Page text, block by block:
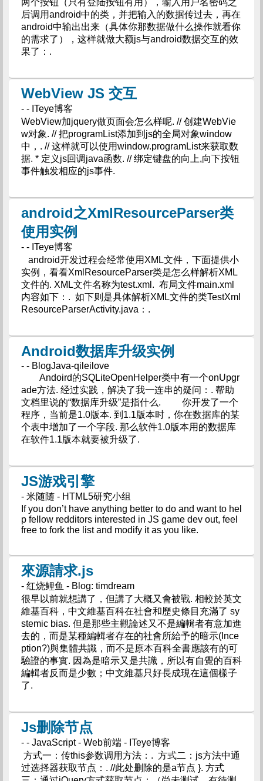
两个按钮（只有登陆按钮有用），输入用户名密码之
后调用android中的类，并把输入的数据传过去，再在
android中输出出来（具体你那数据做什么操作就看你
的需求了），这样就做大额js与android数据交互的效
果了：.
WebView JS 交互
- - ITeye博客
WebView加jquery做页面会怎么样呢. // 创建WebVie
w对象. // 把programList添加到js的全局对象window
中，. // 这样就可以使用window.programList来获取数
据. * 定义js回调java函数. // 绑定键盘的向上,向下按钮
事件触发相应的js事件.
android之XmlResourceParser类
使用实例
- - ITeye博客
android开发过程会经常使用XML文件，下面提供小
实例，看看XmlResourceParser类是怎么样解析XML
文件的. XML文件名称为test.xml. 布局文件main.xml
内容如下：. 如下则是具体解析XML文件的类TestXml
ResourceParserActivity.java：.
Android数据库升级实例
- - BlogJava-qileilove
Andoird的SQLiteOpenHelper类中有一个onUpgr
ade方法. 经过实践，解决了我一连串的疑问：. 帮助
文档里说的“数据库升级”是指什么. 你开发了一个
程序，当前是1.0版本. 到1.1版本时，你在数据库的某
个表中增加了一个字段. 那么软件1.0版本用的数据库
在软件1.1版本就要被升级了.
JS游戏引擎
- 米随随 - HTML5研究小组
If you don’t have anything better to do and want to hel
p fellow redditors interested in JS game dev out, feel
free to fork the list and modify it as you like.
來源請求.js
- 红烧鲤鱼 - Blog: timdream
很早以前就想講了，但講了大概又會被戰. 相較於英文
維基百科，中文維基百科在社會和歷史條目充滿了 sy
stemic bias. 但是那些主觀論述又不是編輯者有意加進
去的，而是某種編輯者存在的社會所給予的暗示(Ince
ption?)與集體共識，而不是原本百科全書應該有的可
驗證的事實. 因為是暗示又是共識，所以有自覺的百科
編輯者反而是少數；中文維基只好長成現在這個樣子
了.
Js删除节点
- - JavaScript - Web前端 - ITeye博客
方式一：传this参数调用方法：. 方式二：js方法中通
过选择器获取节点：. //此处删除的是a节点 }. 方式